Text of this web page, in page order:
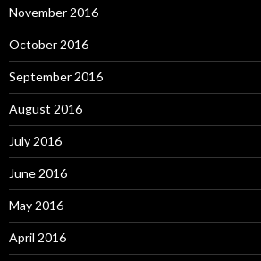
November 2016
October 2016
September 2016
August 2016
July 2016
June 2016
May 2016
April 2016